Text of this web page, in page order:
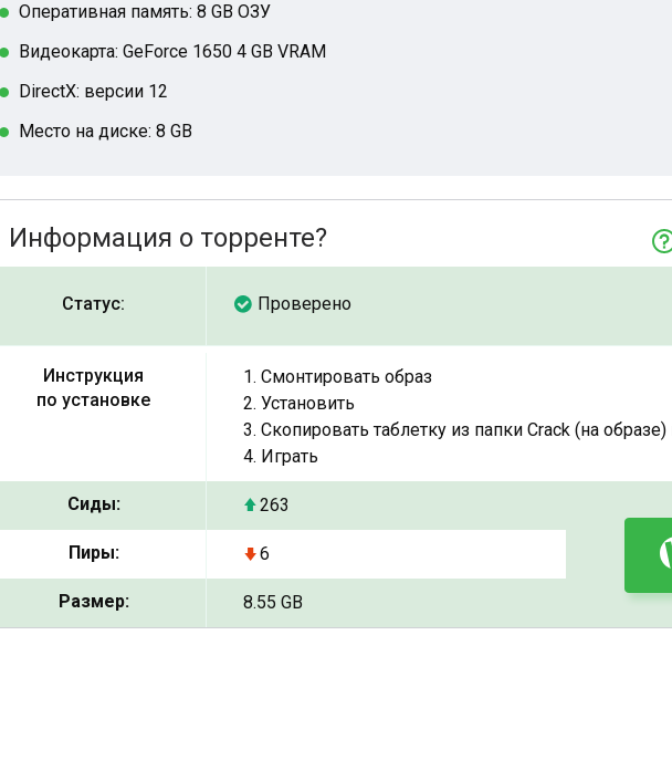
Оперативная память: 8 GB ОЗУ
Видеокарта: GeForce 1650 4 GB VRAM
DirectX: версии 12
Место на диске: 8 GB
Информация о торренте?
Статус: Проверено
Инструкция
по установке
1. Смонтировать образ
2. Установить
3. Скопировать таблетку из папки Crack (на
4. Играть
Сиды: 263
Пиры: 6
Размер: 8.55 GB